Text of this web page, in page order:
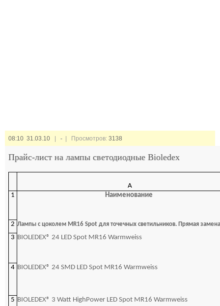
08:10 31.03.10 - | Просмотров: 3138
Прайс-лист на лампы светодиодные Bioledex
A
1
Наименование
2 Лампы с цоколем MR16 Spot для точечных светильников. Прямая
3 BIOLEDEX® 24 LED Spot MR16 Warmweiss
4 BIOLEDEX® 24 SMD LED Spot MR16 Warmweiss
5 BIOLEDEX® 3 Watt HighPower LED Spot MR16 Warmweiss